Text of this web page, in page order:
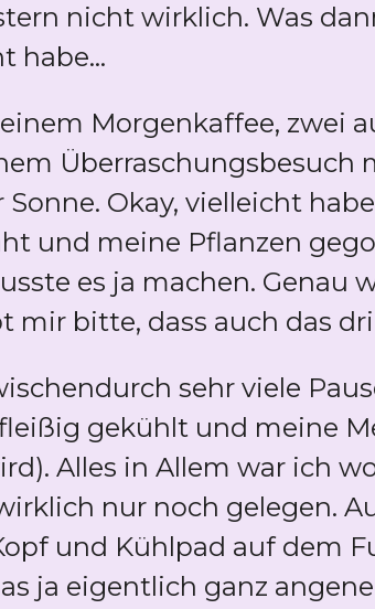
nicht wirklich. Was
habe...
Morgenkaffee, zwei
Überraschungsbesuch
Okay, vielleicht
und meine Pflanzen
es ja machen. Genau
mir bitte, dass auch das
sehr viele
gekühlt und meine
Alles in Allem war ich
nur noch gelegen.
und Kühlpad auf dem
ja eigentlich ganz